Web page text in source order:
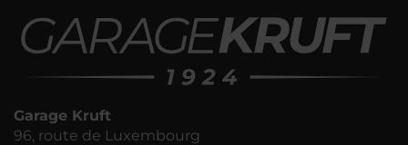
Garage Kruft
96, route de Luxembourg